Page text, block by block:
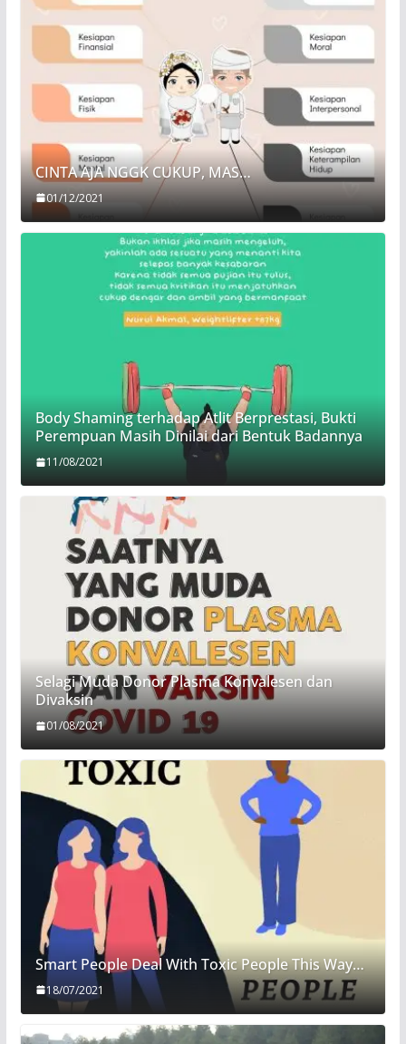
CINTA AJA NGGK CUKUP, MAS…
01/12/2021
Body Shaming terhadap Atlit Berprestasi, Bukti
Perempuan Masih Dinilai dari Bentuk Badannya
11/08/2021
Selagi Muda Donor Plasma Konvalesen dan
Divaksin
01/08/2021
Smart People Deal With Toxic People This Way…
18/07/2021